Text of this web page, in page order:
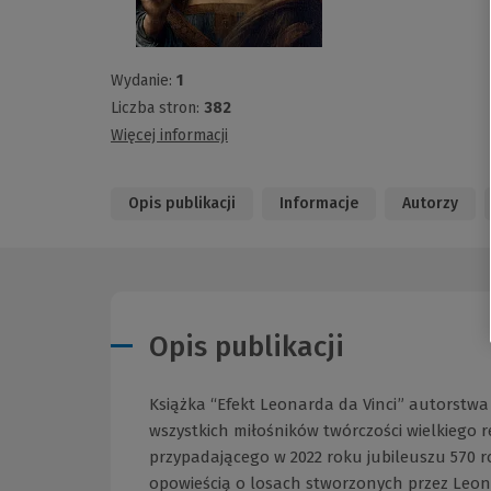
Wydanie: 1
Liczba stron: 382
Więcej informacji
Opis publikacji Informacje Autorzy
Opis publikacji
Książka “Efekt Leonarda da Vinci”
wszystkich miłośników twórczości
przypadającego w 2022 roku jubileuszu 570
opowieścią o losach stworzonych przez